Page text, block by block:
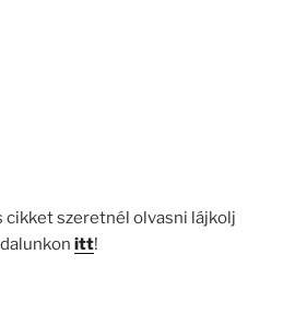
cikket szeretnél olvasni lájkolj
itt!